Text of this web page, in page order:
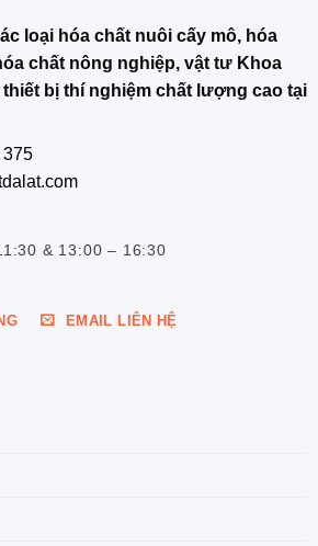
loại hóa chất nuôi cấy mô, hóa
chất nông nghiệp, vật tư Khoa
thiết bị thí nghiệm chất lượng cao tại
375
& 13:00 – 16:30
EMAIL LIÊN HỆ